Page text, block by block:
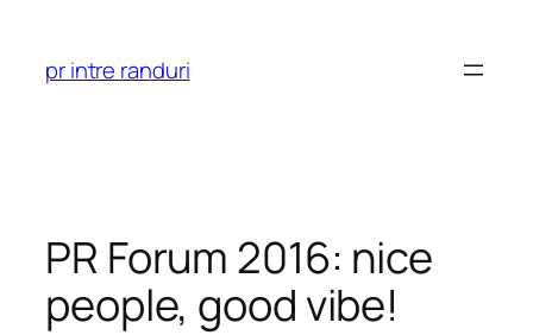
content
pr intre randuri
PR Forum 2016: nice
people, good vibe!